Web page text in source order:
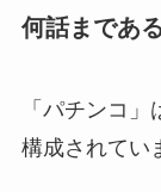
何話まであ
「パチンコ
構成されてい